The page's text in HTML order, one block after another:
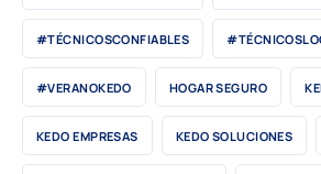
#TÉCNICOSCONFIABLES
#VERANOKEDO HOGAR SEGURO
KEDO EMPRESAS KEDO SOLUCIONES